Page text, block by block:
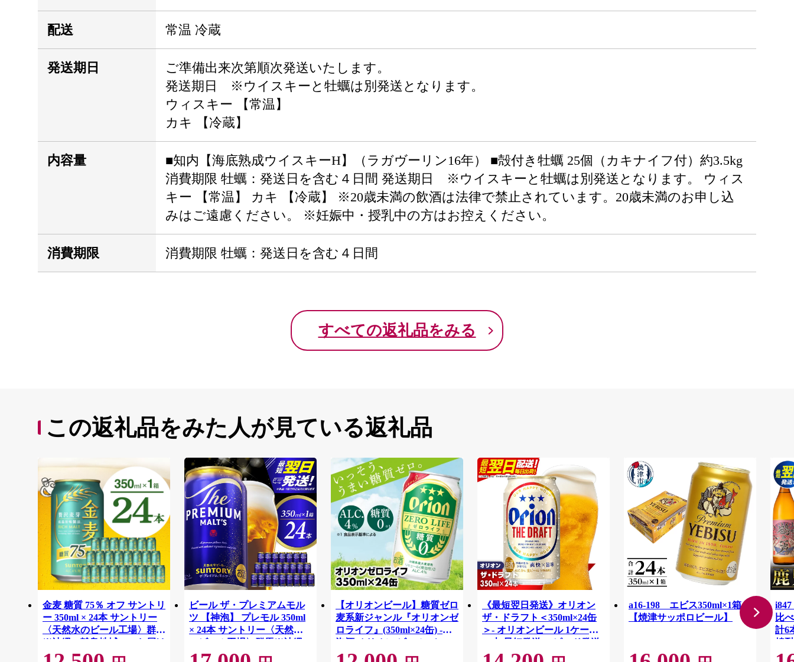
配送 常温 冷蔵
発送期日
ご準備出来次第順次発送いたします。
発送期日 ※ウイスキーと牡蠣は別発送となります。
ウィスキー 【常温】
カキ 【冷蔵】
内容量
■知内【海底熟成ウイスキーH】（ラガヴーリン16年） ■殻付き牡蠣 25個（カキナイフ付）約3.5kg
消費期限 牡蠣：発送日を含む４日間 発送期日 ※ウイスキーと牡蠣は別発送となります。 ウィス
キー 【常温】 カキ 【冷蔵】 ※20歳未満の飲酒は法律で禁止されています。20歳未満のお申し込
みはご遠慮ください。 ※妊娠中・授乳中の方はお控えください。
消費期限 消費期限 牡蠣：発送日を含む４日間
すべての返礼品をみる
この返礼品をみた人が見ている返礼品
金麦 糖質 75％ オフ サントリ
ー 350ml × 24本 サントリー
〈天然水のビール工場〉群馬
※沖縄・離島地域へのお届け
不可
ビール ザ・プレミアムモル
ツ 【神泡】 プレモル 350ml
× 24本 サントリー〈天然水
のビール工場〉群馬※沖縄・
離島地域へのお届け不可
【オリオンビール】糖質ゼロ
麦系新ジャンル『オリオンゼ
ロライフ』(350ml×24缶) -発
泡酒 オリオン ビール 1ケー
ス ２４本 糖質ゼロ ゼロライ
《最短翌日発送》オリオン
ザ・ドラフト＜350ml×24缶
＞- オリオンビール 1ケース
24本 最短発送 スピード発送
おすすめ 沖縄県 八重瀬町
a16-198 エビス350ml×1箱
【焼津サッポロビール】
比
計6
焼
ル